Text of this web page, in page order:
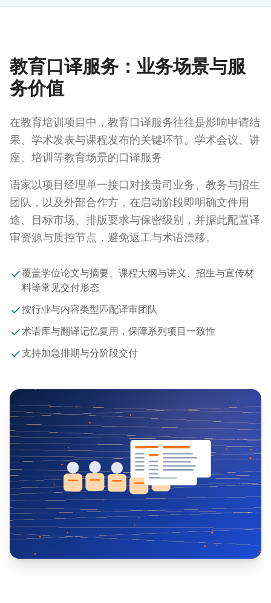
教育口译服务：业务场景与服
务价值
在教育培训项目中，教育口译服务往往是影响申请结
果、学术发表与课程发布的关键环节。学术会议、讲
座、培训等教育场景的口译服务
语家以项目经理单一接口对接贵司业务、教务与招生
团队，以及外部合作方，在启动阶段即明确文件用
途、目标市场、排版要求与保密级别，并据此配置译
审资源与质控节点，避免返工与术语漂移。
覆盖学位论文与摘要、课程大纲与讲义、招生与宣传材
料等常见交付形态
按行业与内容类型匹配译审团队
术语库与翻译记忆复用，保障系列项目一致性
支持加急排期与分阶段交付